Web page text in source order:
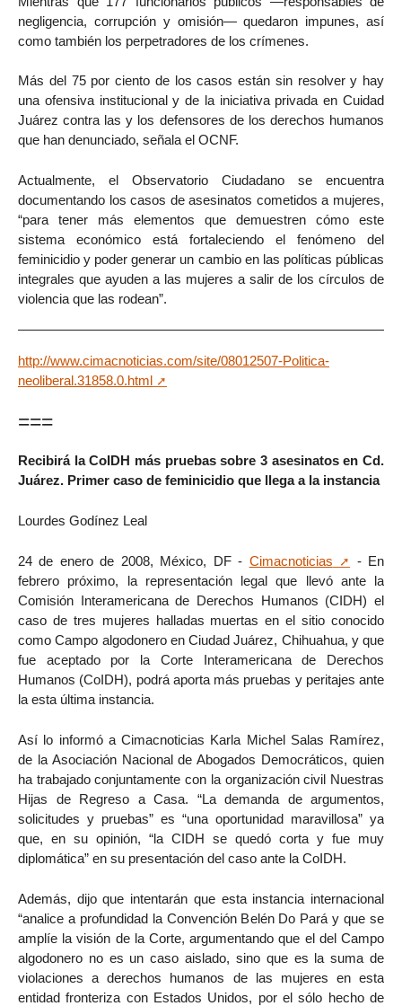
negligencia, corrupción y omisión— quedaron impunes, así
como también los perpetradores de los crímenes.
Más del 75 por ciento de los casos están sin resolver y hay
una ofensiva institucional y de la iniciativa privada en Cuidad
Juárez contra las y los defensores de los derechos humanos
que han denunciado, señala el OCNF.
Actualmente, el Observatorio Ciudadano se encuentra
documentando los casos de asesinatos cometidos a mujeres,
“para tener más elementos que demuestren cómo este
sistema económico está fortaleciendo el fenómeno del
feminicidio y poder generar un cambio en las políticas públicas
integrales que ayuden a las mujeres a salir de los círculos de
violencia que las rodean”.
http://www.cimacnoticias.com/site/08012507-Politica-
neoliberal.31858.0.html
===
Recibirá la CoIDH más pruebas sobre 3 asesinatos en Cd.
Juárez. Primer caso de feminicidio que llega a la instancia
Lourdes Godínez Leal
24 de enero de 2008, México, DF - Cimacnoticias
- En
febrero próximo, la representación legal que llevó ante la
Comisión Interamericana de Derechos Humanos (CIDH) el
caso de tres mujeres halladas muertas en el sitio conocido
como Campo algodonero en Ciudad Juárez, Chihuahua, y que
fue aceptado por la Corte Interamericana de Derechos
Humanos (CoIDH), podrá aporta más pruebas y peritajes ante
la esta última instancia.
Así lo informó a Cimacnoticias Karla Michel Salas Ramírez,
de la Asociación Nacional de Abogados Democráticos, quien
ha trabajado conjuntamente con la organización civil Nuestras
Hijas de Regreso a Casa. “La demanda de argumentos,
solicitudes y pruebas” es “una oportunidad maravillosa” ya
que, en su opinión, “la CIDH se quedó corta y fue muy
diplomática” en su presentación del caso ante la CoIDH.
Además, dijo que intentarán que esta instancia internacional
“analice a profundidad la Convención Belén Do Pará y que se
amplíe la visión de la Corte, argumentando que el del Campo
algodonero no es un caso aislado, sino que es la suma de
violaciones a derechos humanos de las mujeres en esta
entidad fronteriza con Estados Unidos, por el sólo hecho de